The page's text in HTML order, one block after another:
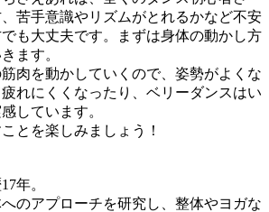
苦手意識やリズムがとれるかなど不安
も大丈夫です。まずは身体の動かし方
ます。
肉を動かしていくので、姿勢がよくな
れにくくなったり、ベリーダンスはい
しています。
とを楽しみましょう！
年。
のアプローチを研究し、整体やヨガな